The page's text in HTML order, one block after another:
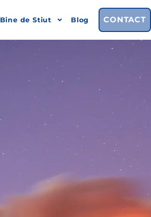
Bine de Stiut Blog CONTACT